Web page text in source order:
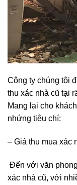
Công ty chúng tôi
thu xác nhà cũ tại
Mang lại cho
nhứng tiêu chí:
– Giá thu mua xác
Đến với văn
xác nhà cũ, với